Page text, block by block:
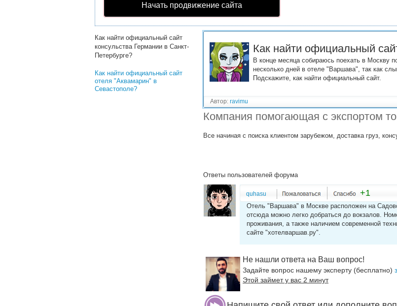
Как найти официальный сайт
гостиницы "Аристократ" в
Костроме?
Как найти официальный сайт
консульства Германии в Санкт-
Петербурге?
Как найти официальный сайт
отеля "Аквамарин" в
Севастополе?
Начать продвижение сайта
Как найти официальный
В конце месяца собираюсь поехать в Москву
несколько дней в отеле "Варшава", так как
Подскажите, как найти официальный сайт.
Автор: ravimu
Компания помогающая с экспортом
Все начиная с поиска клиентом зарубежом, доставка груз,
Ответы пользователей форума
quhasu +1
Отель "Варшава" в Москве расположен на
отсюда можно легко добраться до вокзалов.
проживания, а также наличием современной
сайте "хотелваршав.ру".
Не нашли ответа на Ваш вопрос!
Задайте вопрос нашему эксперту (бесплатно)
Этой займет у вас 2 минут